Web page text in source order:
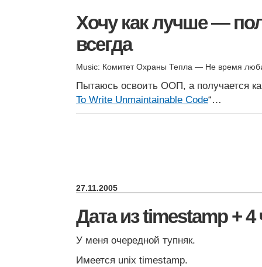
Хочу как лучше —
всегда
Music: Комитет Охраны Тепла — Не время
Пытаюсь освоить ООП, а получается
To Write Unmaintainable Code“…
27.11.2005
Дата из timestamp + 4
У меня очередной тупняк.
Имеется unix timestamp.